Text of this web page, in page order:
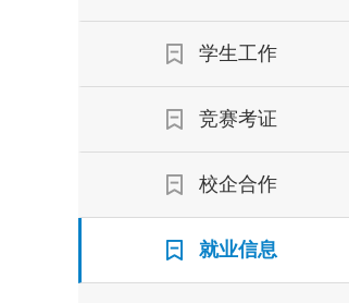
学生工作
竞赛考证
校企合作
就业信息